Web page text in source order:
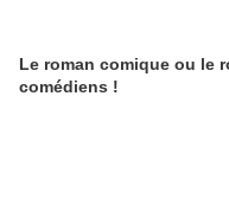
Le roman comique ou le
comédiens !